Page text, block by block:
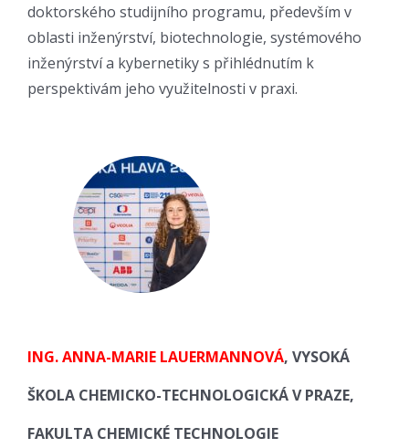
doktorského studijního programu, především v
oblasti inženýrství, biotechnologie, systémového
inženýrství a kybernetiky s přihlédnutím k
perspektivám jeho využitelnosti v praxi.
ING. ANNA-MARIE LAUERMANNOVÁ, VYSOKÁ
ŠKOLA CHEMICKO-TECHNOLOGICKÁ V PRAZE,
FAKULTA CHEMICKÉ TECHNOLOGIE